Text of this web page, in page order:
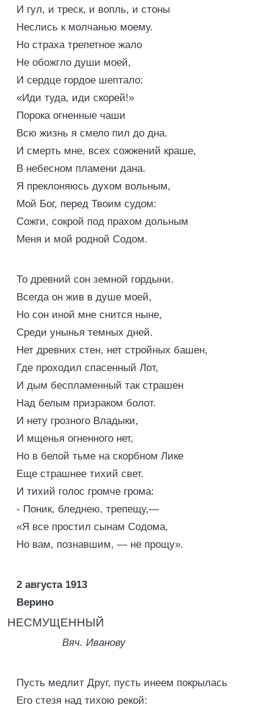
И гул, и треск, и вопль, и стоны
Неслись к молчанью моему.
Но страха трепетное жало
Не обожгло души моей,
И сердце гордое шептало:
«Иди туда, иди скорей!»
Порока огненные чаши
Всю жизнь я смело пил до дна.
И смерть мне, всех сожжений краше,
В небесном пламени дана.
Я преклоняюсь духом вольным,
Мой Бог, перед Твоим судом:
Сожги, сокрой под прахом дольным
Меня и мой родной Содом.
То древний сон земной гордыни.
Всегда он жив в душе моей,
Но сон иной мне снится ныне,
Среди унынья темных дней.
Нет древних стен, нет стройных башен,
Где проходил спасенный Лот,
И дым беспламенный так страшен
Над белым призраком болот.
И нету грозного Владыки,
И мщенья огненного нет,
Но в белой тьме на скорбном Лике
Еще страшнее тихий свет.
И тихий голос громче грома:
- Поник, бледнею, трепещу,—
«Я все простил сынам Содома,
Но вам, познавшим, — не прощу».
2 августа 1913
Верино
НЕСМУЩЕННЫЙ
Вяч. Иванову
Пусть медлит Друг, пусть инеем покрылась
Его стезя над тихою рекой: